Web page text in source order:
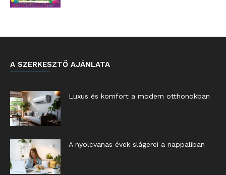
A SZERKESZTŐ AJÁNLATA
Luxus és komfort a modern otthonokban
A nyolcvanas évek slágerei a nappaliban